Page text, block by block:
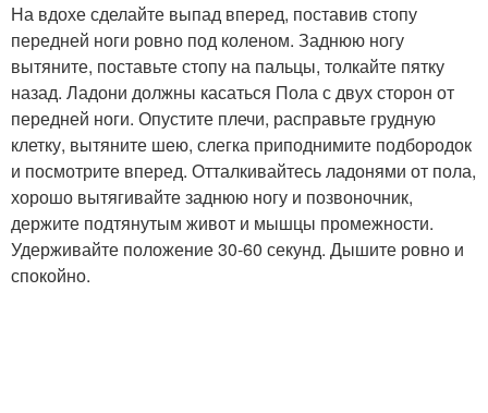
На вдохе сделайте выпад вперед, поставив стопу
передней ноги ровно под коленом. Заднюю ногу
вытяните, поставьте стопу на пальцы, толкайте пятку
назад. Ладони должны касаться Пола с двух сторон от
передней ноги. Опустите плечи, расправьте грудную
клетку, вытяните шею, слегка приподнимите подбородок
и посмотрите вперед. Отталкивайтесь ладонями от пола,
хорошо вытягивайте заднюю ногу и позвоночник,
держите подтянутым живот и мышцы промежности.
Удерживайте положение 30-60 секунд. Дышите ровно и
спокойно.